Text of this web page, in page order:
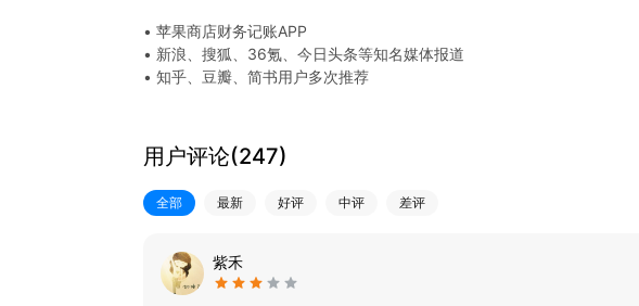
• 苹果商店财务记账APP
• 新浪、搜狐、36氪、今日头条等知名媒体报道
• 知乎、豆瓣、简书用户多次推荐
2）想存钱却总也存不下钱？
3）每次记报销、记人情红包和友情周转总是一团糟？
口袋记账专为解决以上难题诞生
1、2秒随手记账，支持信用卡账单、支付宝账单导入；
2、自动生成收支统计图、年收支曲线图等报表，可导出excel；
用户评论(247)
全部 最新 好评 中评 差评
紫禾